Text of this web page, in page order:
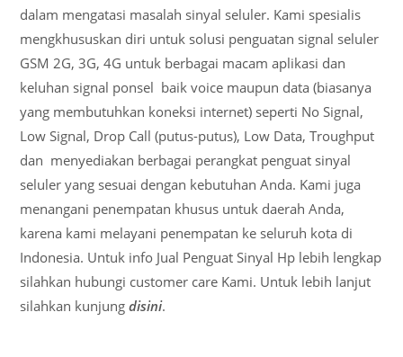
dalam mengatasi masalah sinyal seluler. Kami spesialis
mengkhususkan diri untuk solusi penguatan signal seluler
GSM 2G, 3G, 4G untuk berbagai macam aplikasi dan
keluhan signal ponsel baik voice maupun data (biasanya
yang membutuhkan koneksi internet) seperti No Signal,
Low Signal, Drop Call (putus-putus), Low Data, Troughput
dan menyediakan berbagai perangkat penguat sinyal
seluler yang sesuai dengan kebutuhan Anda. Kami juga
menangani penempatan khusus untuk daerah Anda,
karena kami melayani penempatan ke seluruh kota di
Indonesia. Untuk info Jual Penguat Sinyal Hp lebih lengkap
silahkan hubungi customer care Kami. Untuk lebih lanjut
silahkan kunjungdisini.